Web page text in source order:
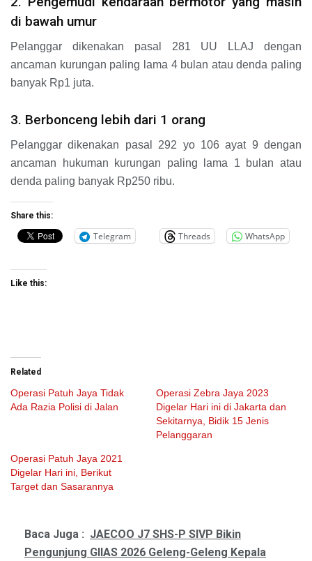
di bawah umur
Pelanggar dikenakan pasal 281 UU LLAJ dengan
ancaman kurungan paling lama 4 bulan atau denda paling
banyak Rp1 juta.
3. Berbonceng lebih dari 1 orang
Pelanggar dikenakan pasal 292 yo 106 ayat 9 dengan
ancaman hukuman kurungan paling lama 1 bulan atau
denda paling banyak Rp250 ribu.
Share this:
Telegram Threads WhatsApp
Like this:
Related
Operasi Patuh Jaya Tidak
Ada Razia Polisi di Jalan
Operasi Zebra Jaya 2023
Digelar Hari ini di Jakarta dan
Sekitarnya, Bidik 15 Jenis
Pelanggaran
Operasi Patuh Jaya 2021
Digelar Hari ini, Berikut
Target dan Sasarannya
Baca Juga : JAECOO J7 SHS-P SIVP Bikin
Pengunjung GIIAS 2026 Geleng-Geleng Kepala